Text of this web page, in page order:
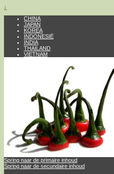
↓
CHINA
JAPAN
KOREA
INDONESIË
INDIA
THAILAND
VIETNAM
Spring naar de primaire inhoud
Spring naar de secundaire inhoud